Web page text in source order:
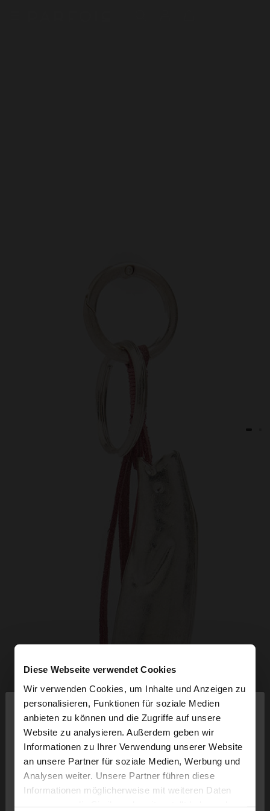
Diese Webseite verwendet Cookies
Wir verwenden Cookies, um Inhalte und Anzeigen zu
personalisieren, Funktionen für soziale Medien
anbieten zu können und die Zugriffe auf unsere
Website zu analysieren. Außerdem geben wir
Informationen zu Ihrer Verwendung unserer Website
an unsere Partner für soziale Medien, Werbung und
Analysen weiter. Unsere Partner führen diese
Informationen möglicherweise mit weiteren Daten
hallo
Sie greifen von Schweiz auf die Website zu.
Möchten Sie unsere United States Website